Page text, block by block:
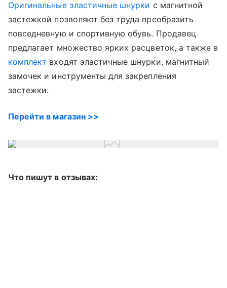
Оригинальные эластичные шнурки с магнитной
застежкой позволяют без труда преобразить
повседневную и спортивную обувь. Продавец
предлагает множество ярких расцветок, а также в
комплект входят эластичные шнурки, магнитный
замочек и инструменты для закрепления
застежки.
Перейти в магазин >>
Что пишут в отзывах: